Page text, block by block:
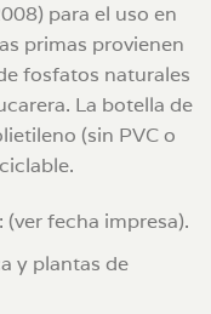
para el uso en
primas provienen
fosfatos naturales
La botella de
(sin PVC o
fecha impresa).
y plantas de